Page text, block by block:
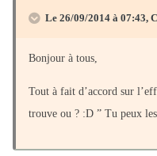
Le 26/09/2014 à 07:43,
Bonjour à tous,
Tout à fait d’accord sur
trouve ou ? :D ” Tu peux